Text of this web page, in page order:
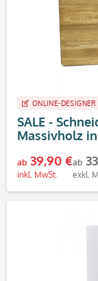
ONLINE-DESIGNER
SALE -
Massivholz
ab 39,90 €
inkl. MwSt.
ab
exkl.